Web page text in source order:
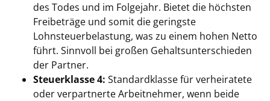
des Todes und im Folgejahr. Bietet die höchsten
Freibeträge und somit die geringste
Lohnsteuerbelastung, was zu einem hohen Netto
führt. Sinnvoll bei großen Gehaltsunterschieden
der Partner.
Steuerklasse 4: Standardklasse für verheiratete
oder verpartnerte Arbeitnehmer, wenn beide